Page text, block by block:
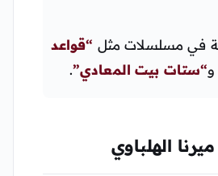
في مسلسلات مثل “قواعد
و“ستات بيت المعادي”.
الهلباوي